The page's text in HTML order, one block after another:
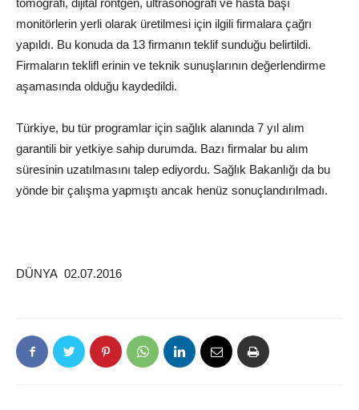
tomografi, dijital röntgen, ultrasonografi ve hasta başı
monitörlerin yerli olarak üretilmesi için ilgili firmalara çağrı
yapıldı. Bu konuda da 13 firmanın teklif sunduğu belirtildi.
Firmaların teklifl erinin ve teknik sunuşlarının değerlendirme
aşamasında olduğu kaydedildi.
Türkiye, bu tür programlar için sağlık alanında 7 yıl alım
garantili bir yetkiye sahip durumda. Bazı firmalar bu alım
süresinin uzatılmasını talep ediyordu. Sağlık Bakanlığı da bu
yönde bir çalışma yapmıştı ancak henüz sonuçlandırılmadı.
DÜNYA 02.07.2016